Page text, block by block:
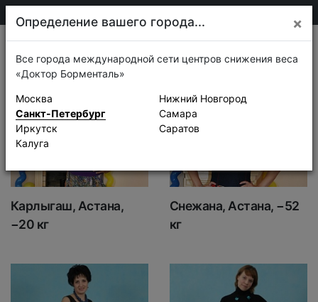
Истории успеха
Карлыгаш, Астана,
−20 кг
Снежана, Астана, −52
кг
Определение вашего города... ×
Все города международной сети центров снижения веса
«Доктор Борменталь»
Москва
Санкт-Петербург
Иркутск
Калуга
Нижний Новгород
Самара
Саратов